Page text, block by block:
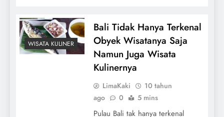
WISATA KULINER
Bali Tidak Hanya Terkenal
Obyek Wisatanya Saja
Namun Juga Wisata
Kulinernya
LimaKaki
10 tahun
ago
0 5 mins
Pulau Bali tak hanya terkenal